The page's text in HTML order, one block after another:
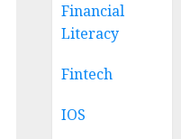
Financial
Literacy
Fintech
IOS